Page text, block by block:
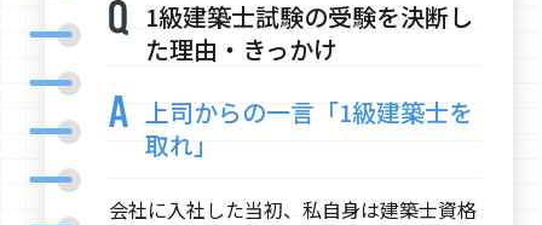
1級建築士試験の受験を決断し
た理由・きっかけ
上司からの一言「1級建築士を
取れ」
会社に入社した当初、私自身は建築士資格